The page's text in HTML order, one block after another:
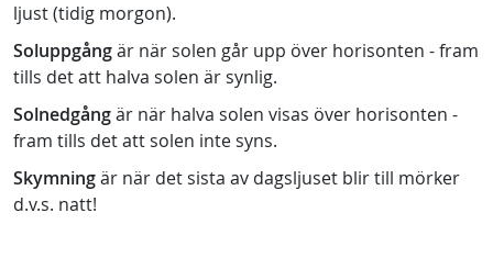
ljust (tidig morgon).
Soluppgångär när solen går upp över horisonten - fram
tills det att halva solen är synlig.
Solnedgångär när halva solen visas över horisonten -
fram tills det att solen inte syns.
Skymningär när det sista av dagsljuset blir till mörker
d.v.s. natt!